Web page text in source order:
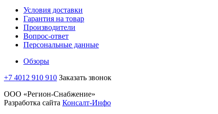
Условия доставки
Гарантия на товар
Производители
Вопрос-ответ
Персональные данные
Обзоры
+7 4012 910 910 Заказать звонок
ООО «Регион-Снабжение»
Разработка сайта Консалт-Инфо